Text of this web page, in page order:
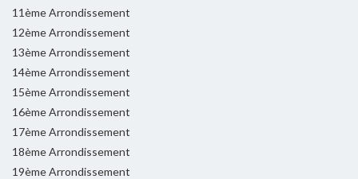
11ème Arrondissement
12ème Arrondissement
13ème Arrondissement
14ème Arrondissement
15ème Arrondissement
16ème Arrondissement
17ème Arrondissement
18ème Arrondissement
19ème Arrondissement